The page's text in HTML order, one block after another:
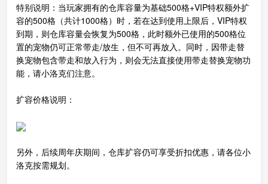
特别说明：当玩家拥有的仓库容量为基础500格+VIP特权额外扩
容的500格（共计1000格）时，若在达到使用上限后，VIP特权
到期，则仓库容量会恢复为500格，此时额外已使用的500格位
置的宠物仍可正常带走/放生，但不可再放入。同时，因带走替
换宠物包含带走和放入行为，则会无法直接使用带走替换宠物功
能，请小洛克们注意。
扩容价格说明：
另外，后续周年庆期间，仓库扩容仍可享受折扣优惠，请各位小
洛克按需规划。